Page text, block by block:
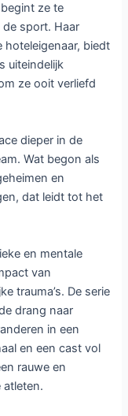
ze te
sport. Haar
biedt
uiteindelijk
ze ooit verliefd
dieper in de
Wat begon als
en
dat leidt tot het
en mentale
van
trauma’s. De serie
drang naar
in een
en een cast vol
rauwe en
atleten.